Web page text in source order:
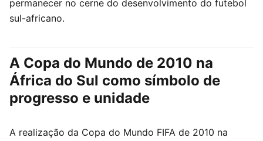
permanecer no cerne do desenvolvimento do futebol
sul-africano.
A Copa do Mundo de 2010 na
África do Sul como símbolo de
progresso e unidade
A realização da Copa do Mundo FIFA de 2010 na